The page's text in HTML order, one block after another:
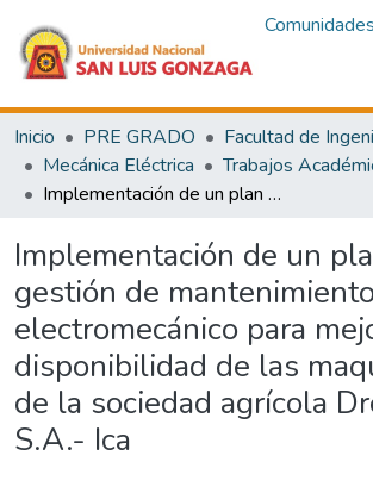
Comunidades
Inicio PRE GRADO
Mecánica Eléctrica
Implementación de un plan de gestión de mantenimiento electromecánico para mejorar la disponibilidad de las maquinarias de la sociedad agrícola DrokaSA S.A.- Ica
Implementación de un
gestión de
electromecánico para
disponibilidad de las
de la sociedad agrícola
S.A.- Ica